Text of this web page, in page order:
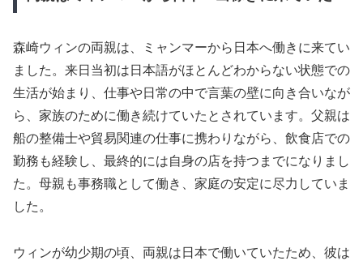
森崎ウィンの両親は、ミャンマーから日本へ働きに来てい
ました。来日当初は日本語がほとんどわからない状態での
生活が始まり、仕事や日常の中で言葉の壁に向き合いなが
ら、家族のために働き続けていたとされています。父親は
船の整備士や貿易関連の仕事に携わりながら、飲食店での
勤務も経験し、最終的には自身の店を持つまでになりまし
た。母親も事務職として働き、家庭の安定に尽力していま
した。
ウィンが幼少期の頃、両親は日本で働いていたため、彼は